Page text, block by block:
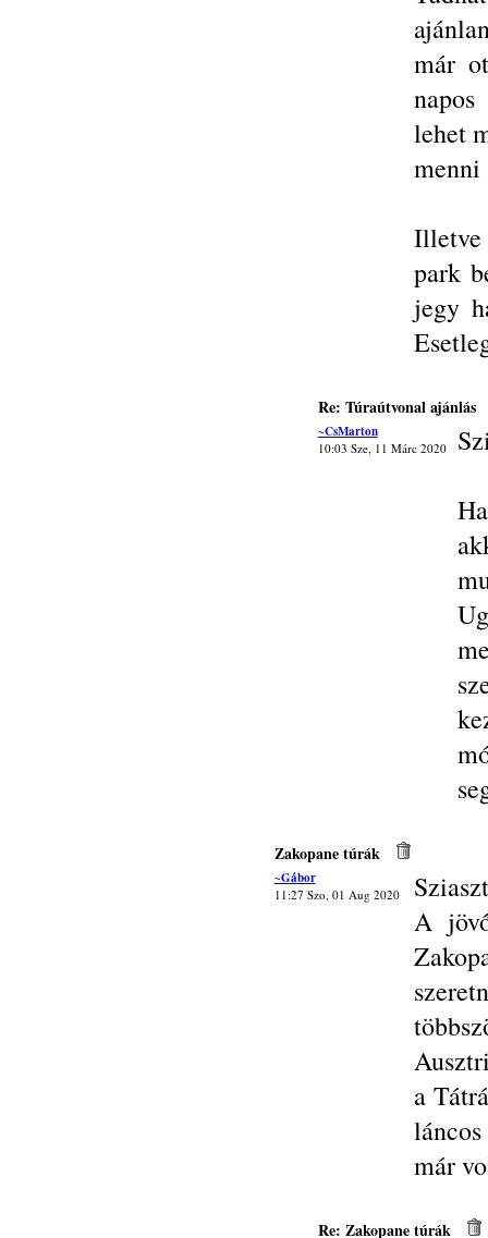
már
lehet
Illetve
park
jegy
Re: Túraútvonal ajánlás
~CsMarton
10:03 Sze, 11 Márc 2020
Zakopane túrák
~Gábor
11:27 Szo, 01 Aug 2020
A
a
már
Re: Zakopane túrák